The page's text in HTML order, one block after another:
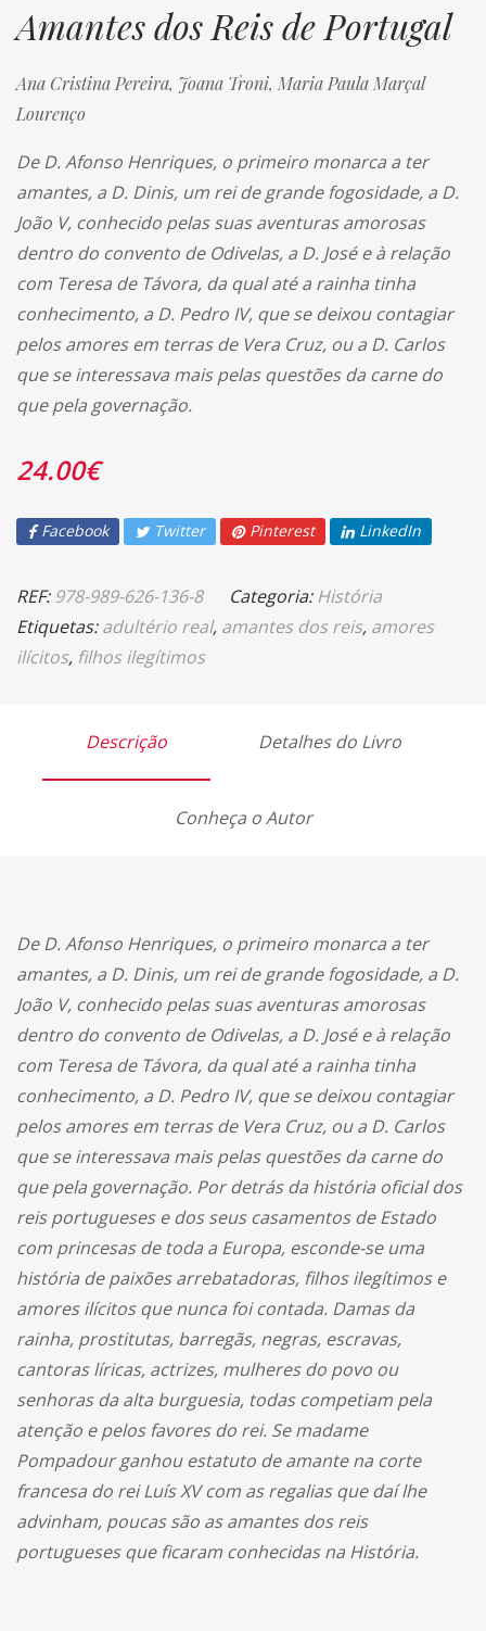
Amantes dos Reis de Portugal
Ana Cristina Pereira, Joana Troni, Maria Paula Marçal
Lourenço
De D. Afonso Henriques, o primeiro monarca a ter
amantes, a D. Dinis, um rei de grande fogosidade, a D.
João V, conhecido pelas suas aventuras amorosas
dentro do convento de Odivelas, a D. José e à relação
com Teresa de Távora, da qual até a rainha tinha
conhecimento, a D. Pedro IV, que se deixou contagiar
pelos amores em terras de Vera Cruz, ou a D. Carlos
que se interessava mais pelas questões da carne do
que pela governação.
24.00€
Facebook Twitter Pinterest LinkedIn
REF:978-989-626-136-8 Categoria:História
Etiquetas:adultério real, amantes dos reis, amores
ilícitos, filhos ilegítimos
Descrição Detalhes do Livro
Conheça o Autor
De D. Afonso Henriques, o primeiro monarca a ter
amantes, a D. Dinis, um rei de grande fogosidade, a D.
João V, conhecido pelas suas aventuras amorosas
dentro do convento de Odivelas, a D. José e à relação
com Teresa de Távora, da qual até a rainha tinha
conhecimento, a D. Pedro IV, que se deixou contagiar
pelos amores em terras de Vera Cruz, ou a D. Carlos
que se interessava mais pelas questões da carne do
que pela governação. Por detrás da história oficial dos
reis portugueses e dos seus casamentos de Estado
com princesas de toda a Europa, esconde-se uma
história de paixões arrebatadoras, filhos ilegítimos e
amores ilícitos que nunca foi contada. Damas da
rainha, prostitutas, barregãs, negras, escravas,
cantoras líricas, actrizes, mulheres do povo ou
senhoras da alta burguesia, todas competiam pela
atenção e pelos favores do rei. Se madame
Pompadour ganhou estatuto de amante na corte
francesa do rei Luís XV com as regalias que daí lhe
advinham, poucas são as amantes dos reis
portugueses que ficaram conhecidas na História.